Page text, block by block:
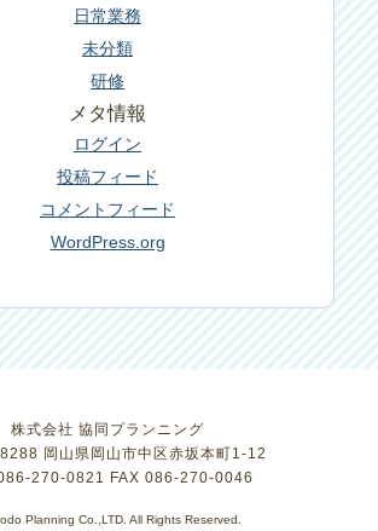
日常業務
未分類
研修
メタ情報
ログイン
投稿フィード
コメントフィード
WordPress.org
株式会社 協同プランニング
岡山県岡山市中区赤坂本町1-12
270-0821 FAX 086-270-0046
Planning Co.,LTD. All Rights Reserved.